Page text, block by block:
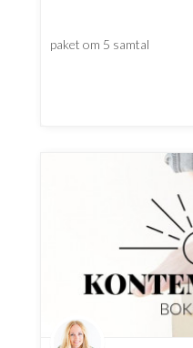
paket om 5 samtal